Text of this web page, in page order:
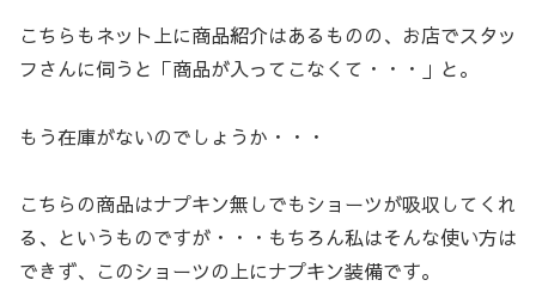
こちらもネット上に商品紹介はあるものの、お店でスタッ
フさんに伺うと「商品が入ってこなくて・・・」と。
もう在庫がないのでしょうか・・・
こちらの商品はナプキン無しでもショーツが吸収してくれ
る、というものですが・・・もちろん私はそんな使い方は
できず、このショーツの上にナプキン装備です。